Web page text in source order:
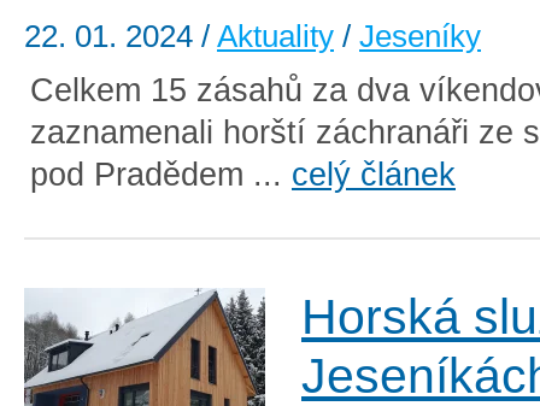
22. 01. 2024 / Aktuality / Jeseníky
Celkem 15 zásahů za dva
zaznamenali horští záchranáři ze
pod Pradědem ... celý článek
Horská